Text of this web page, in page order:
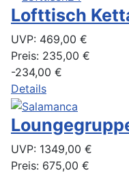
Lofttisch
UVP: 469,00 €
Preis: 235,00 €
-234,00 €
Details
UVP: 1349,00 €
Preis: 675,00 €